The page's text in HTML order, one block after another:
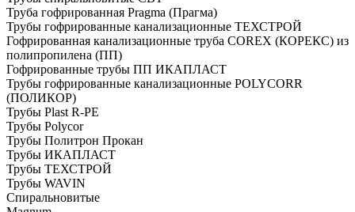
Труба гофрированная Pragma (Прагма)
Трубы гофрированные канализационные ТЕХСТРОЙ
Гофрированная канализационные труба COREX (КОРЕКС) из
полипропилена (ПП)
Гофрированные трубы ПП ИКАПЛАСТ
Трубы гофрированные канализационные POLYCORR
(ПОЛИКОР)
Трубы Plast R-PE
Трубы Polycor
Трубы Политрон Прокан
Трубы ИКАПЛАСТ
Трубы ТЕХСТРОЙ
Трубы WAVIN
Спиральновитые